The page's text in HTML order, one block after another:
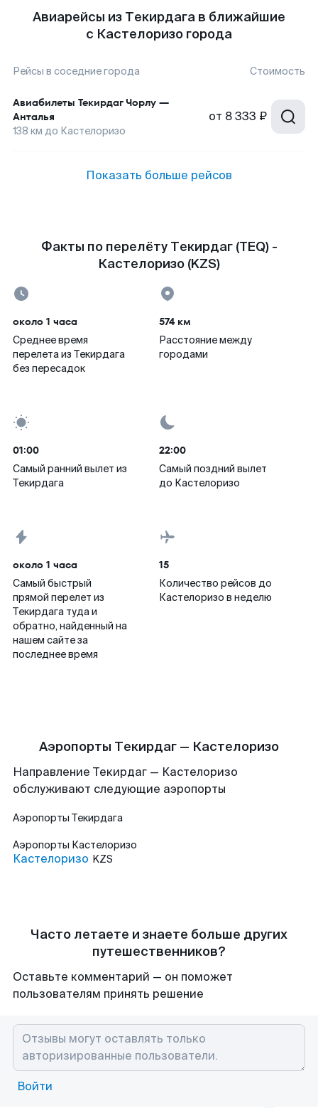
Авиарейсы из Текирдага в ближайшие
с Кастелоризо города
Рейсы в соседние города Стоимость
Авиабилеты Текирдаг Чорлу —
Анталья
138 км до Кастелоризо
от 8 333 ₽
Показать больше рейсов
Факты по перелёту Текирдаг (TEQ) -
Кастелоризо (KZS)
около 1 часа
Среднее время
перелета из Текирдага
без пересадок
574 км
Расстояние между
городами
01:00
Самый ранний вылет из
Текирдага
22:00
Самый поздний вылет
до Кастелоризо
около 1 часа
Самый быстрый
прямой перелет из
Текирдага туда и
обратно, найденный на
нашем сайте за
последнее время
15
Количество рейсов до
Кастелоризо в неделю
Аэропорты Текирдаг — Кастелоризо
Направление Текирдаг — Кастелоризо
обслуживают следующие аэропорты
Аэропорты Текирдага
Аэропорты Кастелоризо
Кастелоризо KZS
Часто летаете и знаете больше других
путешественников?
Оставьте комментарий — он поможет
пользователям принять решение
Войти